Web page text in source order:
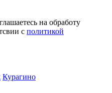
на обработу
с политикой
Курагино